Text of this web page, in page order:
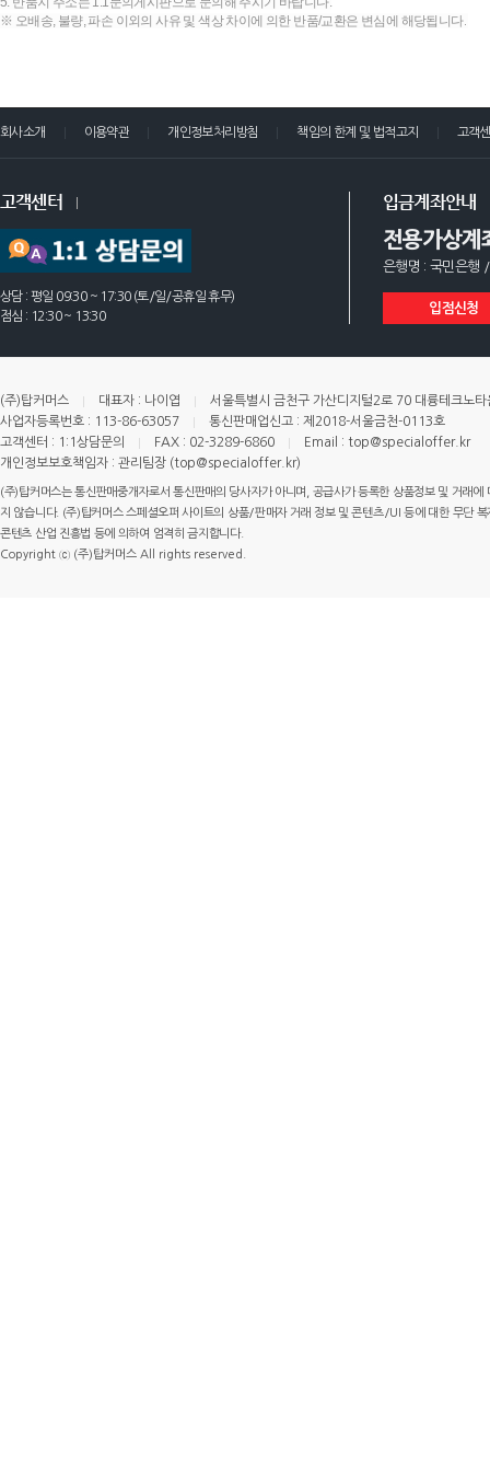
※ 오배송, 불량, 파손 이외의 사유 및 색상 차이에 의한 반품/교환은 변심에 해당됩니다.
회사소개 이용약관 개인정보처리방침 책임의 한계 및 법적고지 고객
고객센터
상담 : 평일 09:30 ~ 17:30 (토/일/공휴일 휴무)
점심 : 12:30 ~ 13:30
입금계좌안내
전용가상계
은행명 : 국민은행
입점신청
(주)탑커머스 대표자 : 나이엽
서울특별시 금천구 가산디지털2로 70 대륭테크노
사업자등록번호 : 113-86-63057
통신판매업신고 : 제2018-서울금천-0113호
고객센터 : 1:1상담문의
FAX : 02-3289-6860
Email : top@specialoffer.kr
개인정보보호책임자 : 관리팀장 (top@specialoffer.kr)
(주)탑커머스는 통신판매중개자로서 통신판매의 당사자가 아니며, 공급사가 등록한 상품정보 및 거래
지 않습니다. (주)탑커머스 스페셜오퍼 사이트의 상품/판매자 거래 정보 및 콘텐츠/UI 등에 대한 무단
콘텐츠 산업 진흥법 등에 의하여 엄격히 금지합니다.
Copyright ⓒ (주)탑커머스 All rights reserved.